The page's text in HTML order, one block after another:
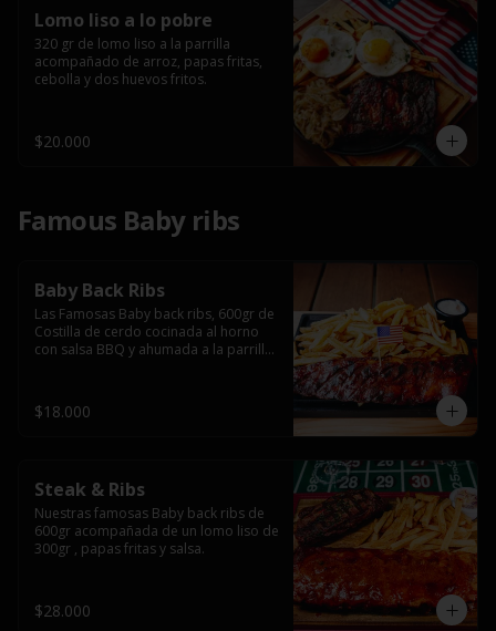
Lomo liso a lo pobre
320 gr de lomo liso a la parrilla
acompañado de arroz, papas fritas,
cebolla y dos huevos fritos.
$20.000
Famous Baby ribs
Baby Back Ribs
Las Famosas Baby back ribs, 600gr de
Costilla de cerdo cocinada al horno
con salsa BBQ y ahumada a la parrilla
$18.000
Steak & Ribs
Nuestras famosas Baby back ribs de
600gr acompañada de un lomo liso de
300gr , papas fritas y salsa.
$28.000